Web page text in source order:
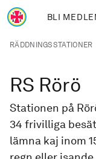
Hoppa till
BLI
Länkstig
RÄDDNINGSSTATIONER
RS Rörö
Stationen på
34 frivilliga
lämna kaj inom